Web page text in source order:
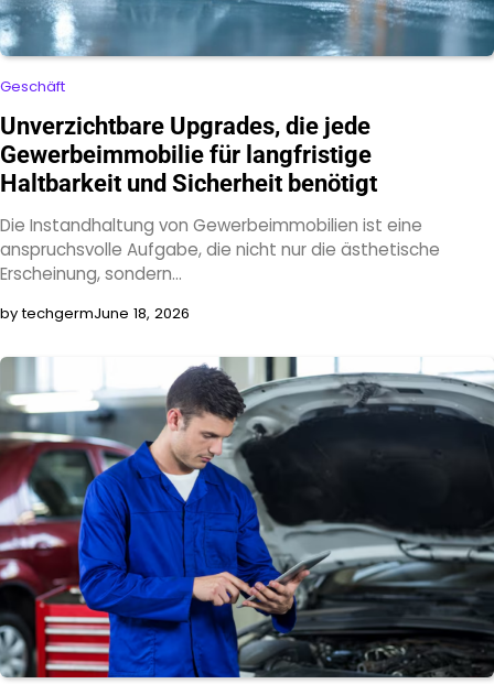
Geschäft
Unverzichtbare Upgrades, die jede
Gewerbeimmobilie für langfristige
Haltbarkeit und Sicherheit benötigt
Die Instandhaltung von Gewerbeimmobilien ist eine
anspruchsvolle Aufgabe, die nicht nur die ästhetische
Erscheinung, sondern…
by techgermJune 18, 2026